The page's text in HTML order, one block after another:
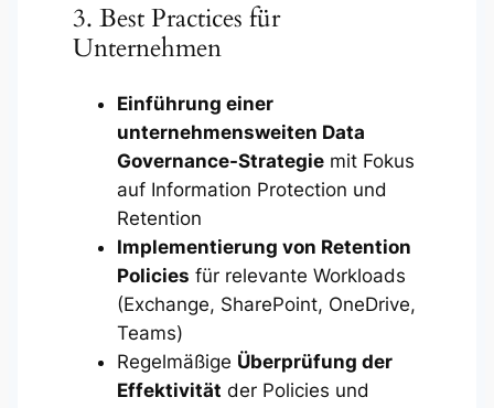
3. Best Practices für
Unternehmen
Einführung einer
unternehmensweiten Data
Governance-Strategiemit Fokus
auf Information Protection und
Retention
Implementierung von Retention
Policies für relevante Workloads
(Exchange, SharePoint, OneDrive,
Teams)
Regelmäßige Überprüfung der
Effektivität der Policies und